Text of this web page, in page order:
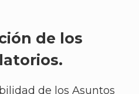
de los
de los Asuntos